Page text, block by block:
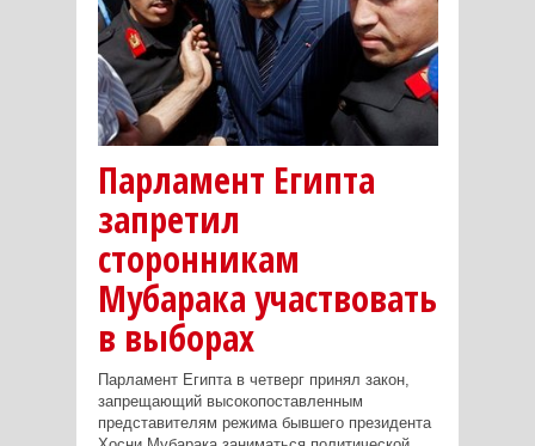
Парламент Египта
запретил
сторонникам
Мубарака участвовать
в выборах
Парламент Египта в четверг принял закон,
запрещающий высокопоставленным
представителям режима бывшего президента